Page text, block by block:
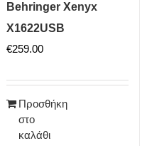
Behringer Xenyx
X1622USB
€259.00
Προσθήκη
στο
καλάθι